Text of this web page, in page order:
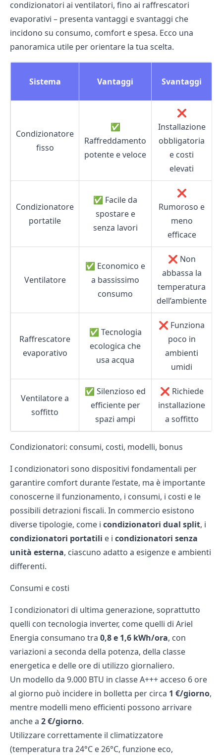
condizionatori ai ventilatori, fino ai raffrescatori
evaporativi – presenta vantaggi e svantaggi che
incidono su consumo, comfort e spesa. Ecco una
panoramica utile per orientare la tua scelta.
Sistema Vantaggi Svantaggi
Condizionatore
fisso
✅
Raffreddamento
potente e veloce
❌
Installazione
obbligatoria
e costi
elevati
Condizionatore
portatile
✅ Facile da
spostare e
senza lavori
❌
Rumoroso e
meno
efficace
Ventilatore
✅ Economico e
a bassissimo
consumo
❌ Non
abbassa la
temperatura
dell’ambiente
Raffrescatore
evaporativo
✅ Tecnologia
ecologica che
usa acqua
❌ Funziona
poco in
ambienti
umidi
Ventilatore a
soffitto
✅ Silenzioso ed
efficiente per
spazi ampi
❌ Richiede
installazione
a soffitto
Condizionatori: consumi, costi, modelli, bonus
I condizionatori sono dispositivi fondamentali per
garantire comfort durante l’estate, ma è importante
conoscerne il funzionamento, i consumi, i costi e le
possibili detrazioni fiscali. In commercio esistono
diverse tipologie, come i condizionatori dual split, i
condizionatori portatili e i condizionatori senza
unità esterna, ciascuno adatto a esigenze e ambienti
differenti.
Consumi e costi
I condizionatori di ultima generazione, soprattutto
quelli con tecnologia inverter, come quelli di Ariel
Energia consumano tra 0,8 e 1,6 kWh/ora, con
variazioni a seconda della potenza, della classe
energetica e delle ore di utilizzo giornaliero.
Un modello da 9.000 BTU in classe A+++ acceso 6 ore
al giorno può incidere in bolletta per circa 1 €/giorno,
mentre modelli meno efficienti possono arrivare
anche a 2 €/giorno.
Utilizzare correttamente il climatizzatore
(temperatura tra 24°C e 26°C, funzione eco,